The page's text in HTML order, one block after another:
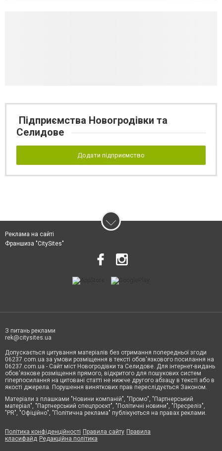
Підприємства Новогродівки та
Селидове
Додати підприємство
Реклама на сайті
Франшиза "CitySites"
З питань реклами
rek@citysites.ua
Допускається цитування матеріалів без отримання попередньої згоди
06237.com.ua за умови розміщення в тексті обов'язкового посилання на
06237.com.ua - Сайт міст Новогродівки та Селидове. Для інтернет-видань
обов'язкове розміщення прямого, відкритого для пошукових систем
гіперпосилання на цитовані статті не нижче другого абзацу в тексті або в
якості джерела. Порушення виняткових прав переслідується Законом.
Матеріали з плашками "Новини компаній", "Промо", "Партнерський
матеріал", "Партнерський спецпроєкт", "Політичні новини", "Пресреліз",
"PR", "Офіційно", "Політична реклама" публікуються на правах реклами.
Політика конфіденційності Правила сайту Правила
класифайд Редакційна політика